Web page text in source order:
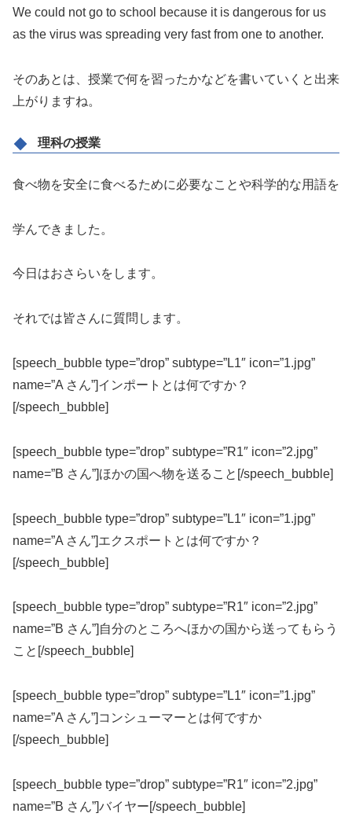
We could not go to school because it is dangerous for us
as the virus was spreading very fast from one to another.
そのあとは、授業で何を習ったかなどを書いていくと出来
上がりますね。
理科の授業
食べ物を安全に食べるために必要なことや科学的な用語を
学んできました。
今日はおさらいをします。
それでは皆さんに質問します。
[speech_bubble type=”drop” subtype=”L1″ icon=”1.jpg”
name=”A さん”]インポートとは何ですか？
[/speech_bubble]
[speech_bubble type=”drop” subtype=”R1″ icon=”2.jpg”
name=”B さん”]ほかの国へ物を送ること[/speech_bubble]
[speech_bubble type=”drop” subtype=”L1″ icon=”1.jpg”
name=”A さん”]エクスポートとは何ですか？
[/speech_bubble]
[speech_bubble type=”drop” subtype=”R1″ icon=”2.jpg”
name=”B さん”]自分のところへほかの国から送ってもらう
こと[/speech_bubble]
[speech_bubble type=”drop” subtype=”L1″ icon=”1.jpg”
name=”A さん”]コンシューマーとは何ですか
[/speech_bubble]
[speech_bubble type=”drop” subtype=”R1″ icon=”2.jpg”
name=”B さん”]バイヤー[/speech_bubble]